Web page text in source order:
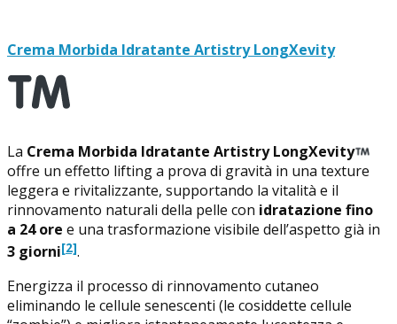
Crema Morbida Idratante Artistry LongXevity
La Crema Morbida Idratante Artistry LongXevity
offre un effetto lifting a prova di gravità in una texture
leggera e rivitalizzante, supportando la vitalità e il
rinnovamento naturali della pelle con idratazione fino
a 24 ore e una trasformazione visibile dell’aspetto già in
3 giorni[2].
Energizza il processo di rinnovamento cutaneo
eliminando le cellule senescenti (le cosiddette cellule